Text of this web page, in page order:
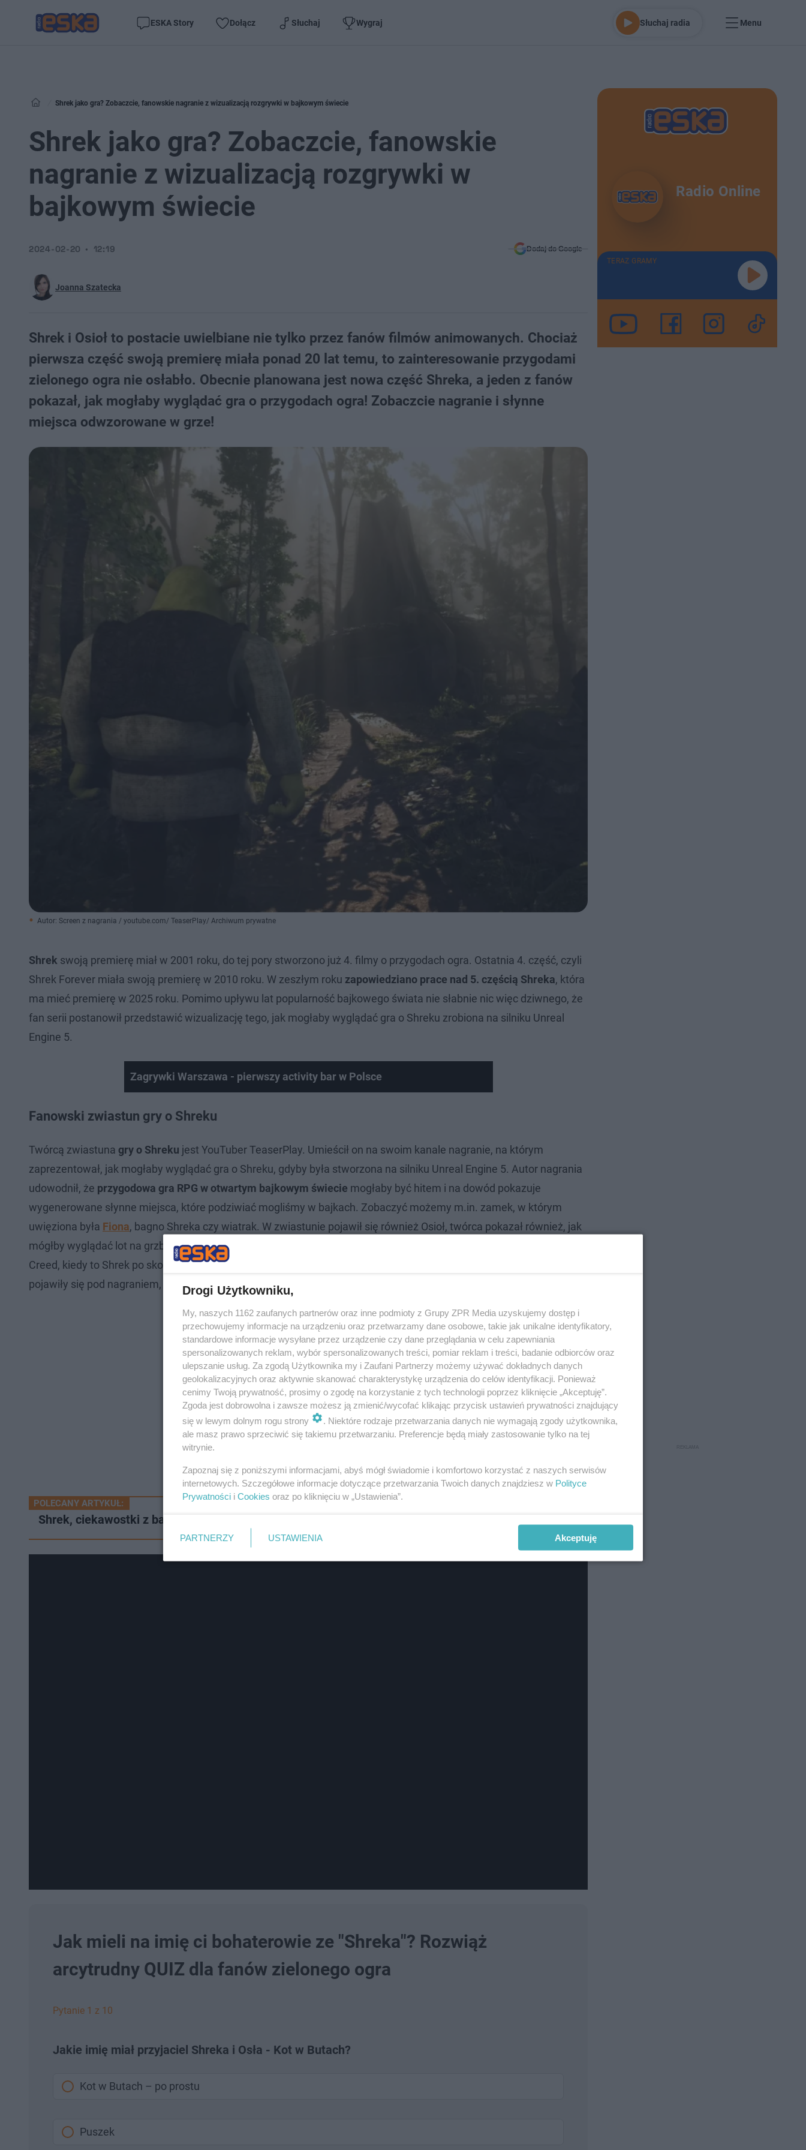
ESKA Story Dołącz Słuchaj Wygraj Słuchaj radia Menu
Shrek jako gra? Zobaczcie, fanowskie nagranie z wizualizacją rozgrywki w bajkowym świecie
Shrek jako gra? Zobaczcie, fanowskie
nagranie z wizualizacją rozgrywki w
bajkowym świecie
Joanna Szatecka
2024-02-20 12:19 Dodaj do Google
Shrek i Osioł to postacie uwielbiane nie tylko przez fanów filmów animowanych. Chociaż
pierwsza część swoją premierę miała ponad 20 lat temu, to zainteresowanie przygodami
zielonego ogra nie osłabło. Obecnie planowana jest nowa część Shreka, a jeden z fanów
pokazał, jak mogłaby wyglądać gra o przygodach ogra! Zobaczcie nagranie i słynne
miejsca odwzorowane w grze!
Autor: Screen z nagrania / youtube.com/ TeaserPlay/ Archiwum prywatne
Shrek swoją premierę miał w 2001 roku, do tej pory stworzono już 4. filmy o przygodach ogra. Ostatnia 4. część, czyli
Shrek Forever miała swoją premierę w 2010 roku. W zeszłym roku zapowiedziano prace nad 5. częścią Shreka, która
ma mieć premierę w 2025 roku. Pomimo upływu lat popularność bajkowego świata nie słabnie nic więc dziwnego, że
fan serii postanowił przedstawić wizualizację tego, jak mogłaby wyglądać gra o Shreku zrobiona na silniku Unreal
Engine 5.
Zagrywki Warszawa - pierwszy activity bar w Polsce
Fanowski zwiastun gry o Shreku
Twórcą zwiastuna gry o Shreku jest YouTuber TeaserPlay. Umieścił on na swoim kanale nagranie, na którym
zaprezentował, jak mogłaby wyglądać gra o Shreku, gdyby była stworzona na silniku Unreal Engine 5. Autor nagrania
udowodnił, że przygodowa gra RPG w otwartym bajkowym świecie mogłaby być hitem i na dowód pokazuje
wygenerowane słynne miejsca, które podziwiać mogliśmy w bajkach. Zobaczyć możemy m.in. zamek, w którym
uwięziona była Fiona, bagno Shreka czy wiatrak. W zwiastunie pojawił się również Osioł, twórca pokazał również, jak
mógłby wyglądać lot na grzbiecie Smoczycy. Trudno też nie zauważyć w nagraniu nawiązania do gry Assassin’s
Creed, kiedy to Shrek po skoku z wysokości ląduje w wozie wypełnionym sianem. Przeglądając komentarze, które
pojawiły się pod nagraniem, to gra o ogrze mogłaby być hitem. Zobaczcie
POLECANY ARTYKUŁ:
Shrek, ciekawostki z bajki. Czy Fiona była kanibalem?
Jak mieli na imię ci bohaterowie ze "Shreka"? Rozwiąż
arcytrudny QUIZ dla fanów zielonego ogra
Pytanie 1 z 10
Jakie imię miał przyjaciel Shreka i Osła - Kot w Butach?
Kot w Butach – po prostu
Puszek
Radio Online
TERAZ GRAMY
Drogi Użytkowniku,
My, naszych 1162 zaufanych partnerów oraz inne podmioty z Grupy ZPR Media uzyskujemy dostęp i
przechowujemy informacje na urządzeniu oraz przetwarzamy dane osobowe, takie jak unikalne identyfikatory,
standardowe informacje wysyłane przez urządzenie czy dane przeglądania w celu zapewniania
spersonalizowanych reklam, wybór spersonalizowanych treści, pomiar reklam i treści, badanie odbiorców oraz
ulepszanie usług. Za zgodą Użytkownika my i Zaufani Partnerzy możemy używać dokładnych danych
geolokalizacyjnych oraz aktywnie skanować charakterystykę urządzenia do celów identyfikacji. Ponieważ
cenimy Twoją prywatność, prosimy o zgodę na korzystanie z tych technologii poprzez kliknięcie „Akceptuję”.
Zgoda jest dobrowolna i zawsze możesz ją zmienić/wycofać klikając przycisk ustawień prywatności znajdujący
się w lewym dolnym rogu strony
. Niektóre rodzaje przetwarzania danych nie wymagają zgody użytkownika,
ale masz prawo sprzeciwić się takiemu przetwarzaniu. Preferencje będą miały zastosowanie tylko na tej
witrynie.
Zapoznaj się z poniższymi informacjami, abyś mógł świadomie i komfortowo korzystać z naszych serwisów
internetowych. Szczegółowe informacje dotyczące przetwarzania Twoich danych znajdziesz w Polityce
Prywatności i Cookies oraz po kliknięciu w „Ustawienia”.
PARTNERZY USTAWIENIA Akceptuję